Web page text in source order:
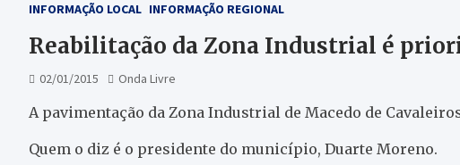
INFORMAÇÃO LOCAL INFORMAÇÃO REGIONAL
Reabilitação da Zona Industrial é
02/01/2015 Onda Livre
A pavimentação da Zona Industrial de Macedo de
Quem o diz é o presidente do município, Duarte Moreno.